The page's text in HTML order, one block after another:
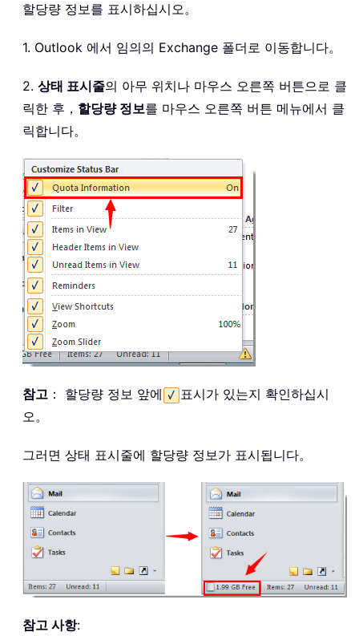
할당량 정보를 표시하십시오。
1. Outlook 에서 임의의 Exchange 폴더로 이동합니다。
2. 상태 표시줄의 아무 위치나 마우스 오른쪽 버튼으로 클
릭한 후， 할당량 정보를 마우스 오른쪽 버튼 메뉴에서 클
릭합니다。
참고 ： 할당량 정보 앞에
표시가 있는지 확인하십시
오。
그러면 상태 표시줄에 할당량 정보가 표시됩니다。
참고 사항: